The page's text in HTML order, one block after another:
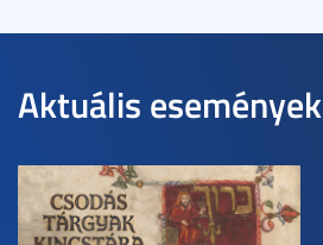
Aktuális események